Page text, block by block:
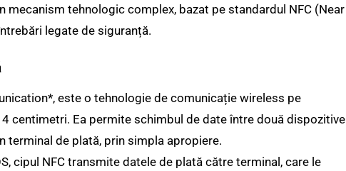
tehnologic complex, bazat pe standardul NFC (Near
legate de siguranță.
este o tehnologie de comunicație wireless pe
centimetri. Ea permite schimbul de date între două dispozitive
terminal de plată, prin simpla apropiere.
cipul NFC transmite datele de plată către terminal, care le